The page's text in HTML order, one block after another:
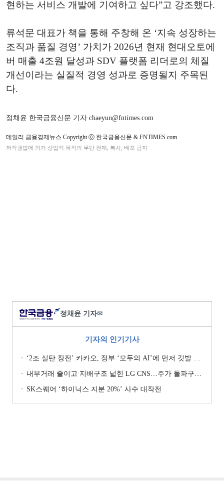
현하는 서비스 개발에 기여하고 싶다”고 강조했다.
류석문 대표가 책을 통해 주창해 온 ‘지속 성장하는
조직과 품질 경영’ 가치가 2026년 현재 현대오토에
버 매출 4조원 달성과 SDV 플랫폼 리더로의 체질
개선이라는 실질적 경영 성과로 증명될지 주목된
다.
정채윤 한국금융신문 기자 chaeyun@fntimes.com
데일리 금융경제뉴스 Copyright ⓒ 한국금융신문 & FNTIMES.com
저작권법에 의거 상업적 목적의 무단 전재, 복사, 배포 금지
정채윤 기자✉
기자의 인기기사
‘2조 실탄 장전’ 카카오, 정부 ‘모두의 AI’에 먼저 깃발 꽂은 셈법
내부거래 줄이고 지배구조 넓힌 LG CNS…주가 돌파구는 ‘RX’ [기업지배구조 보고서]
SK스퀘어 ‘하이닉스 지분 20%’ 사수 대작전